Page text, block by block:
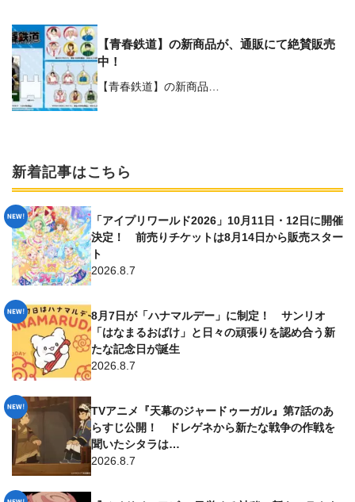
【青春鉄道】の新商品が、通販にて絶賛販売
中！
【青春鉄道】の新商品…
新着記事はこちら
「アイプリワールド2026」10月11日・12日に開催
決定！ 前売りチケットは8月14日から販売スター
ト
2026.8.7
8月7日が「ハナマルデー」に制定！ サンリオ
「はなまるおばけ」と日々の頑張りを認め合う新
たな記念日が誕生
2026.8.7
TVアニメ『天幕のジャードゥーガル』第7話のあ
らすじ公開！ ドレゲネから新たな戦争の作戦を
聞いたシタラは…
2026.8.7